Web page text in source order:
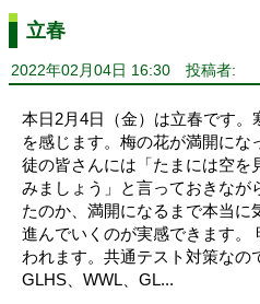
立春
2022年02月04日 16:30 投稿者:
本日2月4日（金）は立春です。
を感じます。梅の花が満
徒の皆さんには「たまには空を
みましょう」と言っておきなが
たのか、満開になるまで本当に
進んでいくのが実感できます。
われます。共通テスト対策なの
GLHS、WWL、GL...